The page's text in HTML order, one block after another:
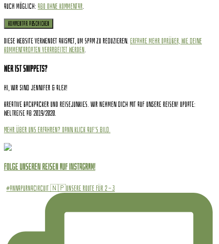
Auch möglich: Abo ohne Kommentar.
Diese Website verwendet Akismet, um Spam zu reduzieren. Erfahre mehr darüber, wie deine
Kommentardaten verarbeitet werden.
Wer ist Snippets?
Hi, wir sind Jennifer & Alex!
Kreative Backpacker und Reisejunkies. Wir nehmen dich mit auf unsere Reisen! Update:
Weltreise ab 2019/2020.
Mehr über uns erfahren? Dann klick auf's Bild.
Folge unseren Reisen auf INSTAGRAM!
#annapurnacircuit 🇳🇵Unsere Route für 2 - 3